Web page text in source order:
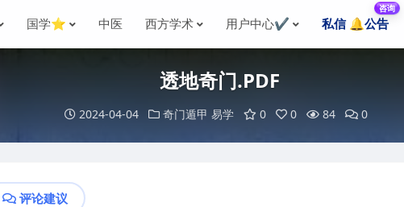
国学⭐ 中医 西方学术 用户中心✔️ 私信 🔔公告
咨询
透地奇门.PDF
2024-04-04 奇门遁甲 易学 0 0 84 0
评论建议